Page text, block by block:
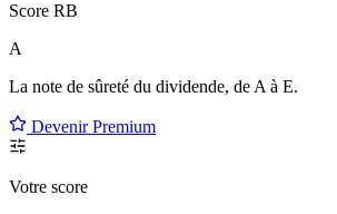
Score RB
A
La note de sûreté du dividende, de A à E.
Devenir Premium
Votre score